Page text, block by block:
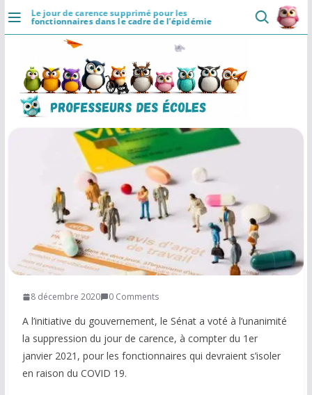
PasserLe jour de carence supprimé pour les
fonctionnaires dans le cadre de l’épidémie
DÉCOUVRIR
Accueil
Se connecter
Actualités
VIE PROFESSIONNELLE
Ressources
Agenda
CRPE
Lectures de livres
Mouvement
COMMUNAUTÉ
8 décembre 2020 0 Comments
A l’initiative du gouvernement, le Sénat a voté à l’unanimité
la suppression du jour de carence, à compter du 1er
janvier 2021, pour les fonctionnaires qui devraient s’isoler
en raison du COVID 19.
Professeurs des Ecoles ×
Installer